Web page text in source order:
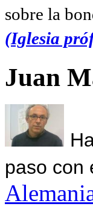
sobre la
(Iglesia
Juan
paso con